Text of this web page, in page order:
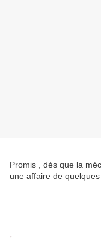
Promis , dès que la
une affaire de